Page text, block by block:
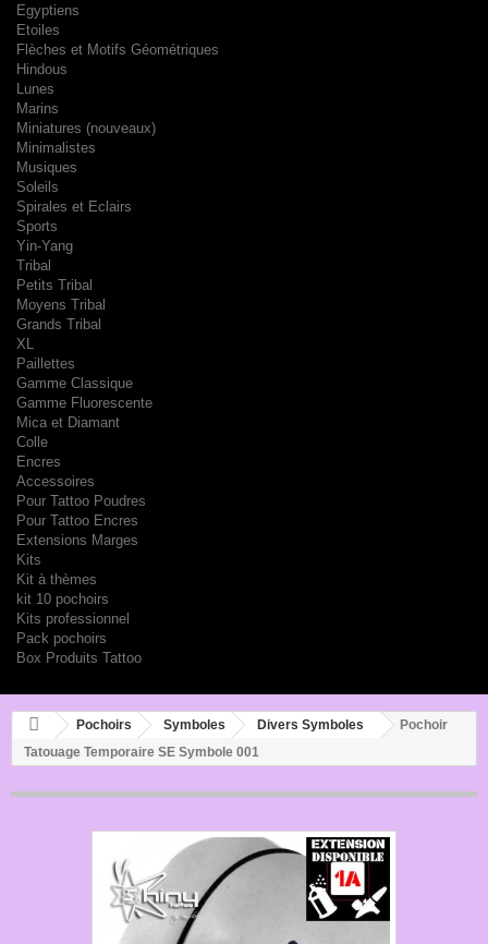
Egyptiens
Etoiles
Flèches et Motifs Géométriques
Hindous
Lunes
Marins
Miniatures (nouveaux)
Minimalistes
Musiques
Soleils
Spirales et Eclairs
Sports
Yin-Yang
Tribal
Petits Tribal
Moyens Tribal
Grands Tribal
XL
Paillettes
Gamme Classique
Gamme Fluorescente
Mica et Diamant
Colle
Encres
Accessoires
Pour Tattoo Poudres
Pour Tattoo Encres
Extensions Marges
Kits
Kit à thèmes
kit 10 pochoirs
Kits professionnel
Pack pochoirs
Box Produits Tattoo
Pochoirs Symboles Divers Symboles
Pochoir
Tatouage Temporaire SE Symbole 001